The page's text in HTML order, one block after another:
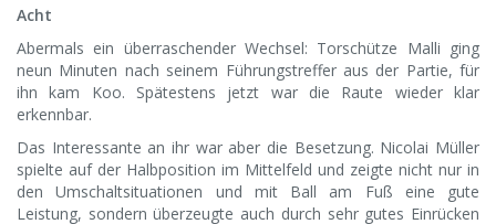
Acht
Abermals ein überraschender Wechsel: Torschütze Malli ging
neun Minuten nach seinem Führungstreffer aus der Partie, für
ihn kam Koo. Spätestens jetzt war die Raute wieder klar
erkennbar.
Das Interessante an ihr war aber die Besetzung. Nicolai Müller
spielte auf der Halbposition im Mittelfeld und zeigte nicht nur in
den Umschaltsituationen und mit Ball am Fuß eine gute
Leistung, sondern überzeugte auch durch sehr gutes Einrücken